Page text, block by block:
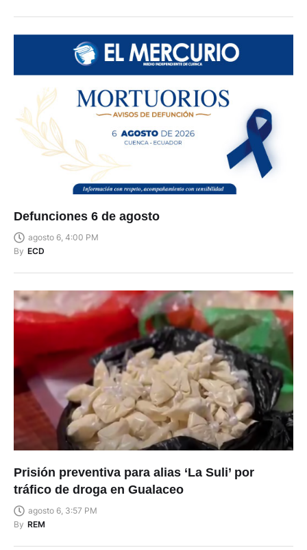
Defunciones 6 de agosto
agosto 6, 4:00 PM
By ECD
Prisión preventiva para alias ‘La Suli’ por
tráfico de droga en Gualaceo
agosto 6, 3:57 PM
By REM